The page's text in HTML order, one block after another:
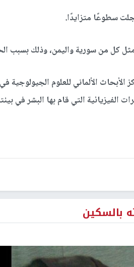
سطوعًا متزايدًا.
كل من سورية واليمن، وذلك بسبب
الألماني للعلوم الجيولوجية
التي قام بها البشر في
بالسكين